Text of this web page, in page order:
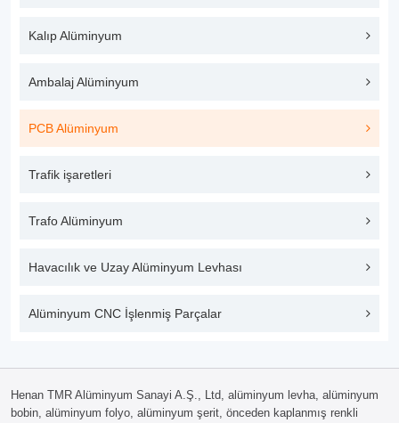
Kalıp Alüminyum
Ambalaj Alüminyum
PCB Alüminyum
Trafik işaretleri
Trafo Alüminyum
Havacılık ve Uzay Alüminyum Levhası
Alüminyum CNC İşlenmiş Parçalar
Henan TMR Alüminyum Sanayi A.Ş., Ltd, alüminyum levha, alüminyum
bobin, alüminyum folyo, alüminyum şerit, önceden kaplanmış renkli